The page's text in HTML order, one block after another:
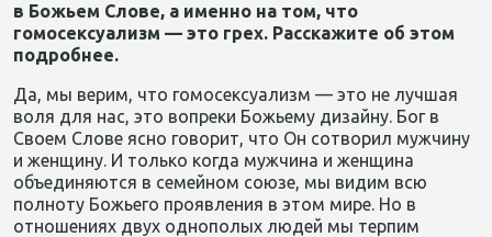
в Божьем Слове, а именно на том, что
гомосексуализм — это грех. Расскажите об этом
подробнее.
Да, мы верим, что гомосексуализм — это не лучшая
воля для нас, это вопреки Божьему дизайну. Бог в
Своем Слове ясно говорит, что Он сотворил мужчину
и женщину. И только когда мужчина и женщина
объединяются в семейном союзе, мы видим всю
полноту Божьего проявления в этом мире. Но в
отношениях двух однополых людей мы терпим